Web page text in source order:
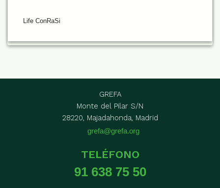
Life ConRaSi
GREFA
Monte del Pilar S/N
28220, Majadahonda, Madrid
grefa@grefa.org
TELÉFONO
91 638 75 50